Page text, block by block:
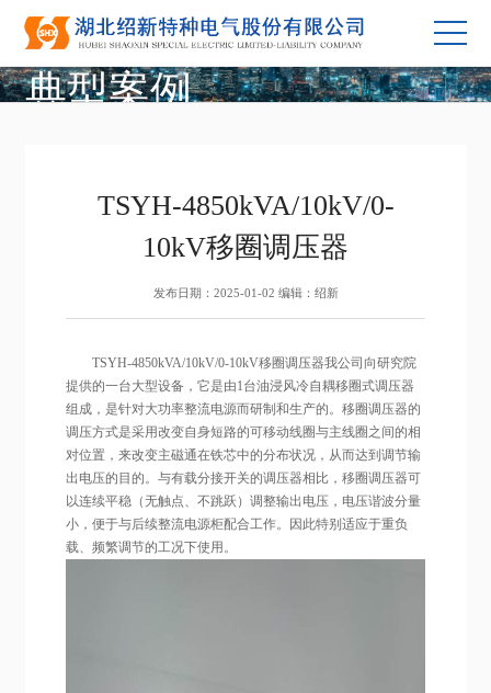
典型案例
TSYH-4850kVA/10kV/0-
10kV移圈调压器
发布日期：2025-01-02 编辑：绍新
TSYH-4850kVA/10kV/0-10kV移圈调压器我公司向研究院
提供的一台大型设备，它是由1台油浸风冷自耦移圈式调压器
组成，是针对大功率整流电源而研制和生产的。移圈调压器的
调压方式是采用改变自身短路的可移动线圈与主线圈之间的相
对位置，来改变主磁通在铁芯中的分布状况，从而达到调节输
出电压的目的。与有载分接开关的调压器相比，移圈调压器可
以连续平稳（无触点、不跳跃）调整输出电压，电压谐波分量
小，便于与后续整流电源柜配合工作。因此特别适应于重负
载、频繁调节的工况下使用。